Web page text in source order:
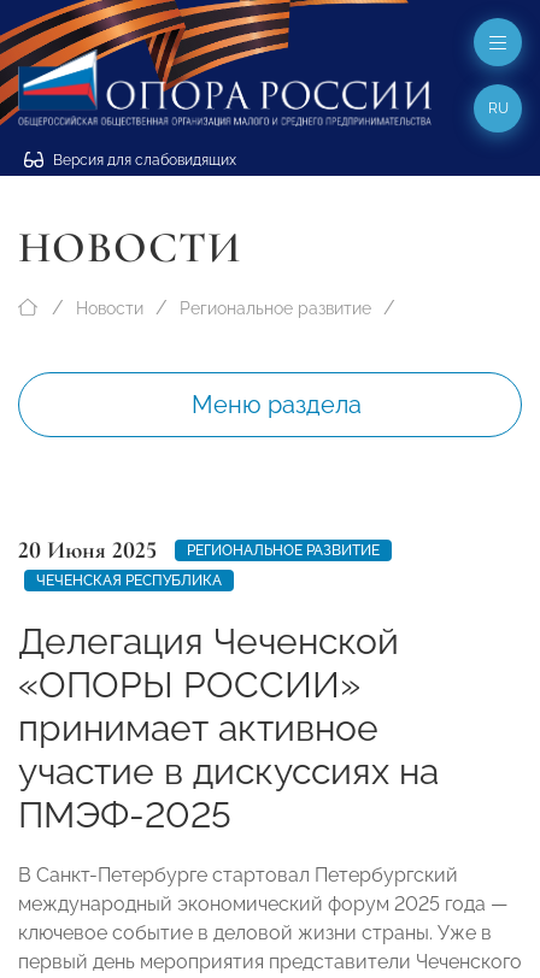
Версия для слабовидящих
RU
НОВОСТИ
Новости Региональное развитие
Меню раздела
20 Июня 2025
РЕГИОНАЛЬНОЕ РАЗВИТИЕ
ЧЕЧЕНСКАЯ РЕСПУБЛИКА
Делегация Чеченской
«ОПОРЫ РОССИИ»
принимает активное
участие в дискуссиях на
ПМЭФ-2025
В Санкт-Петербурге стартовал Петербургский
международный экономический форум 2025 года —
ключевое событие в деловой жизни страны. Уже в
первый день мероприятия представители Чеченского